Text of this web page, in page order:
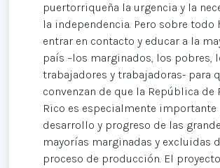
puertorriqueña la urgencia y la
la independencia. Pero sobre todo
entrar en contacto y educar a la
país –los marginados, los pobres,
trabajadores y trabajadoras- para
convenzan de que la República de
Rico es especialmente importante
desarrollo y progreso de las
mayorías marginadas y excluidas
proceso de producción. El proyecto